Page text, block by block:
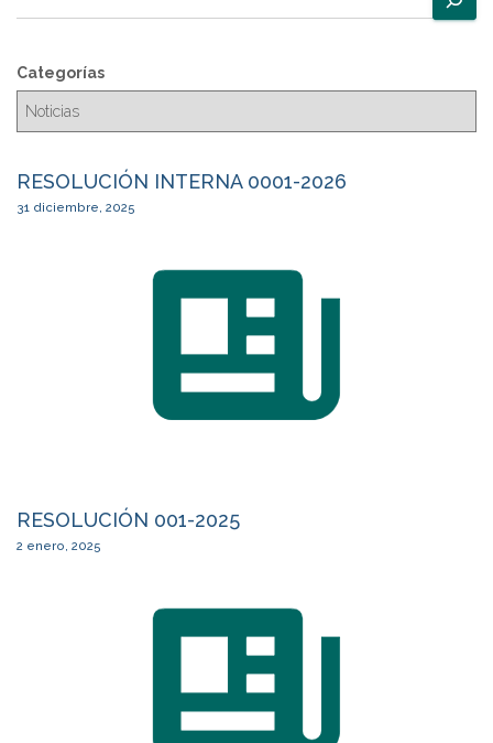
u
c
a
Categorías
RESOLUCIÓN INTERNA 0001-2026
31 diciembre, 2025
RESOLUCIÓN 001-2025
2 enero, 2025